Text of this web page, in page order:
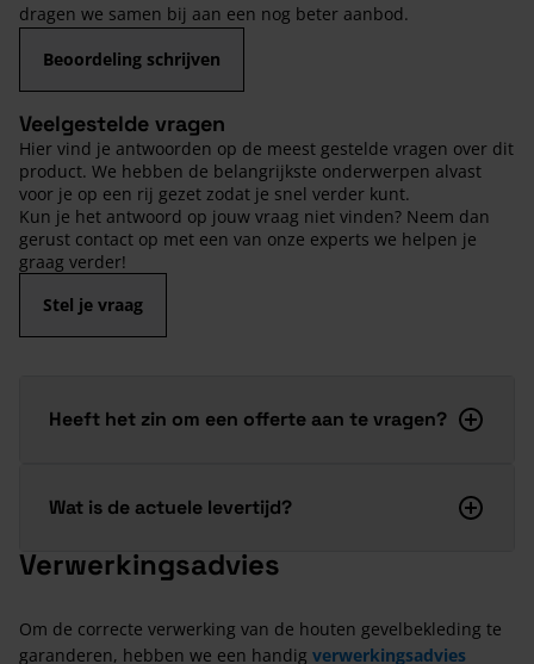
dragen we samen bij aan een nog beter aanbod.
Beoordeling schrijven
Veelgestelde vragen
Hier vind je antwoorden op de meest gestelde vragen over dit
product. We hebben de belangrijkste onderwerpen alvast
voor je op een rij gezet zodat je snel verder kunt.
Kun je het antwoord op jouw vraag niet vinden? Neem dan
gerust contact op met een van onze experts we helpen je
graag verder!
Stel je vraag
Heeft het zin om een offerte aan te vragen?
Wat is de actuele levertijd?
Verwerkingsadvies
Om de correcte verwerking van de houten gevelbekleding te
garanderen, hebben we een handig verwerkingsadvies